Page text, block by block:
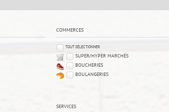
COMMERCES
TOUT SÉLECTIONNER
SUPER/HYPER MARCHÉS
BOUCHERIES
BOULANGERIES
SERVICES